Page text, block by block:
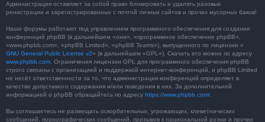
Администрация оставляет за собой право блокировать и удалять разовые
ренистрации и зарегистрированных с почтой личных сайтов и прочих мусорных баков!
Наши форумы работают под управлением программного обеспечения для создания
конференций phpBB (в дальнейшем «они», «программное обеспечение phpBB»,
«www.phpbb.com», «phpBB Limited», «phpBB Teams»), выпущенного по лицензии «
GNU General Public License v2» (в дальнейшем «GPL»). Скачать его можно по адресу
www.phpbb.com . Ограничения лицензии GPL для программного обеспечения phpBB
строго связаны с организацией и поддержкой интернет-конференций, и phpBB Limited
не несёт ответственности за то, что администрация конференций определяет в
качестве допустимого содержания и/или поведения в них. За дополнительной
информацией о phpBB обращайтесь по адресу https://www.phpbb.com/
Вы соглашаетесь не размещать оскорбительных, угрожающих, клеветнических
сообщений, порнографических сообщений, призывов к национальной розни и прочих